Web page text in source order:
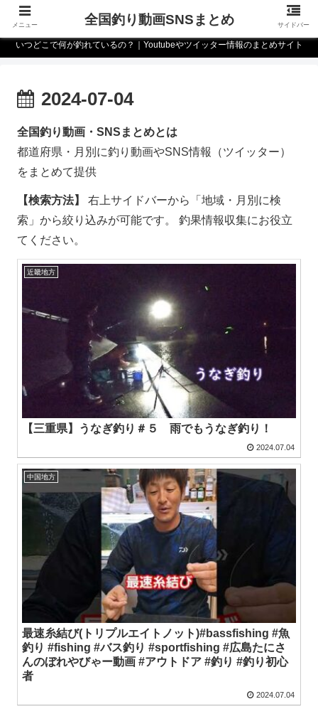
いつどこで何が釣れているの？｜Youtubeやツイッター情報のまとめサイト
2024-07-04
全国釣り動画・SNSまとめとは
都道府県・月別に釣り動画やSNS情報（ツイッター）
をまとめて提供
【検索方法】
右上サイドバーから「地域・月別に検
索」から絞り込みが可能です。 釣果情報収集にお役立
てください。
近畿地方
【三重県】うなぎ釣り＃５ 雨でもうなぎ釣り！
2024.07.04
中国地方
最速糸結び(トリプルエイトノット)#bassfishing #魚
釣り #fishing #バス釣り #sportfishing #広島たにさ
んのぼれやびゃー動画 #アウトドア #釣り #釣り初心
者
2024.07.04
メニュー 全国釣り動画SNSまとめ サイドバー